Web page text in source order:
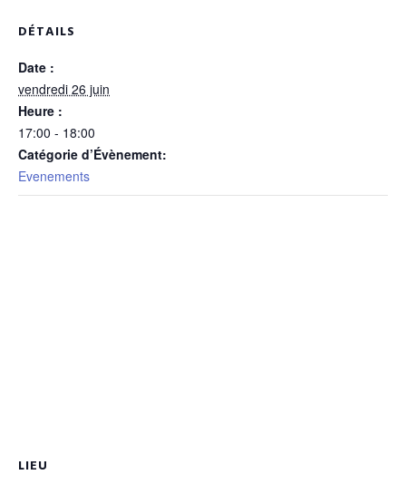
DÉTAILS
Date :
vendredi 26 juin
Heure :
17:00 - 18:00
Catégorie d’Évènement:
Evenements
LIEU